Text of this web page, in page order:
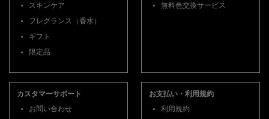
スキンケア
フレグランス（香水）
ギフト
限定品
無料色交換サービス
カスタマーサポート
お問い合わせ
お支払い・利用規約
利用規約